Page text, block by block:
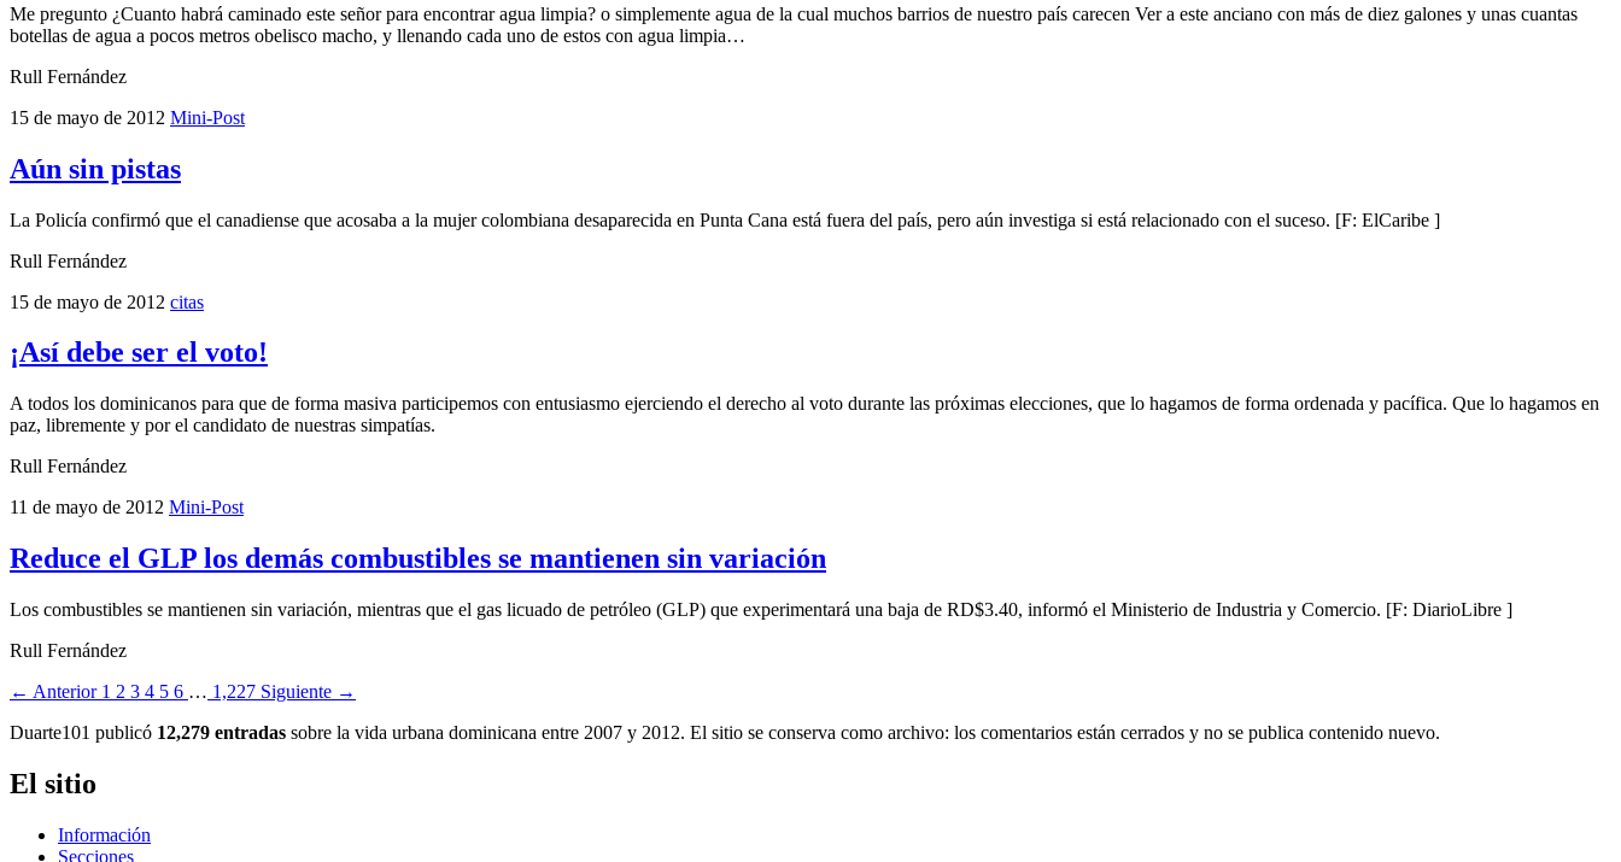
Me pregunto ¿Cuanto habrá caminado este señor para encontrar agua limpia? o simplemente agua de la cual muchos barrios de nuestro país carecen Ver a este anciano con más de diez galones y unas cuantas
botellas de agua a pocos metros obelisco macho, y llenando cada uno de estos con agua limpia…
Rull Fernández
15 de mayo de 2012 Mini-Post
Aún sin pistas
La Policía confirmó que el canadiense que acosaba a la mujer colombiana desaparecida en Punta Cana está fuera del país, pero aún investiga si está relacionado con el suceso. [F: ElCaribe ]
Rull Fernández
15 de mayo de 2012 citas
¡Así debe ser el voto!
A todos los dominicanos para que de forma masiva participemos con entusiasmo ejerciendo el derecho al voto durante las próximas elecciones, que lo hagamos de forma ordenada y pacífica. Que lo hagamos en
paz, libremente y por el candidato de nuestras simpatías.
Rull Fernández
11 de mayo de 2012 Mini-Post
Reduce el GLP los demás combustibles se mantienen sin variación
Los combustibles se mantienen sin variación, mientras que el gas licuado de petróleo (GLP) que experimentará una baja de RD$3.40, informó el Ministerio de Industria y Comercio. [F: DiarioLibre ]
Rull Fernández
← Anterior 1 2 3 4 5 6 … 1,227 Siguiente →
Duarte101 publicó 12,279 entradas sobre la vida urbana dominicana entre 2007 y 2012. El sitio se conserva como archivo: los comentarios están cerrados y no se publica contenido nuevo.
El sitio
Información
Secciones